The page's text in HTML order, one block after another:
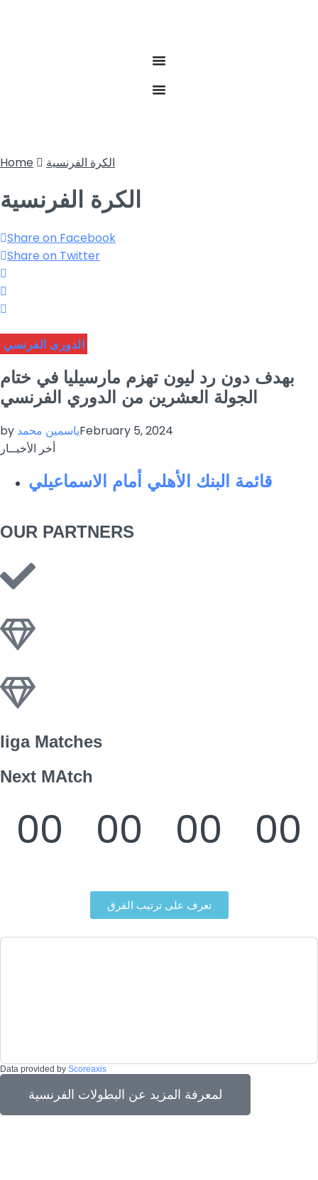
Home الكرة الفرنسية
الكرة الفرنسية
Share on Facebook
Share on Twitter
الدورى الفرنسي
بهدف دون رد ليون تهزم مارسيليا في ختام
الجولة العشرين من الدوري الفرنسي
by ياسمين محمدFebruary 5, 2024
أخر الأخبــار
قائمة البنك الأهلي أمام الاسماعيلي
OUR PARTNERS
liga Matches
Next MAtch
00 00 00 00
تعرف على ترتيب الفرق
Data provided by Scoreaxis
لمعرفة المزيد عن البطولات الفرنسية